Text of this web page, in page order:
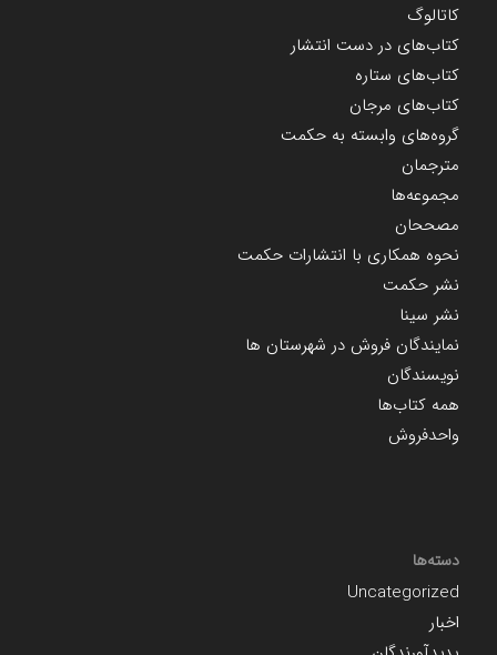
کاتالوگ
کتاب‌های در دست انتشار
کتاب‌های ستاره
کتاب‌های مرجان
گروه‌های وابسته به حکمت
مترجمان
مجموعه‌ها
مصححان
نحوه همکاری با انتشارات حکمت
نشر حکمت
نشر سینا
نمایندگان فروش در شهرستان ها
نویسندگان
همه کتاب‌ها
واحدفروش
دسته‌ها
Uncategorized
اخبار